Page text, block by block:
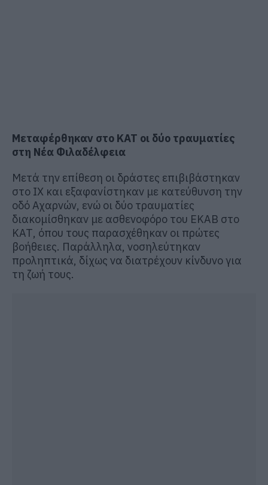
Μεταφέρθηκαν στο ΚΑΤ οι δύο τραυματίες
στη Νέα Φιλαδέλφεια
Μετά την επίθεση οι δράστες επιβιβάστηκαν
στο ΙΧ και εξαφανίστηκαν με κατεύθυνση την
οδό Αχαρνών, ενώ οι δύο τραυματίες
διακομίσθηκαν με ασθενοφόρο του ΕΚΑΒ στο
ΚΑΤ, όπου τους παρασχέθηκαν οι πρώτες
βοήθειες. Παράλληλα, νοσηλεύτηκαν
προληπτικά, δίχως να διατρέχουν κίνδυνο για
τη ζωή τους.